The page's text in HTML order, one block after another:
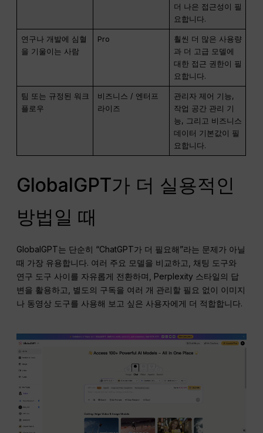
더 나은 접근성이 필
요합니다.
연구나 개발에 심혈
을 기울이는 사람
Pro
훨씬 더 많은 사용량
과 더 고급 모델에
대한 접근 권한이 필
요합니다.
팀 또는 규정된 워크
플로우
비즈니스 / 엔터프
라이즈
관리자 제어 기능,
작업 공간 관리 기
능, 그리고 비즈니스
데이터 기본값이 필
요합니다.
GlobalGPT가 더 실용적인
방법일 때
GlobalGPT는 단순히 “ChatGPT가 더 필요해”라는 문제가 아닐
때 가장 유용합니다. 여러 주요 모델을 비교하고, 채팅 도구와
연구 도구 사이를 자유롭게 전환하며, Perplexity 스타일의 답
변을 활용하고, 별도의 구독을 여러 개 관리할 필요 없이 이미지
나 동영상 도구를 사용해 보고 싶은 사용자에게 더 적합합니다.